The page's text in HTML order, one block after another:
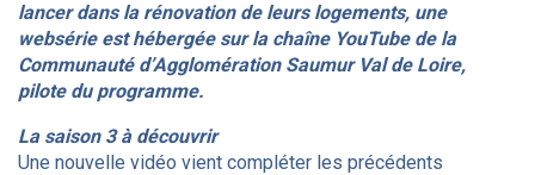
lancer dans la rénovation de leurs logements, une
websérie est hébergée sur la chaîne YouTube de la
Communauté d’Agglomération Saumur Val de Loire,
pilote du programme.
La saison 3 à découvrir
Une nouvelle vidéo vient compléter les précédents